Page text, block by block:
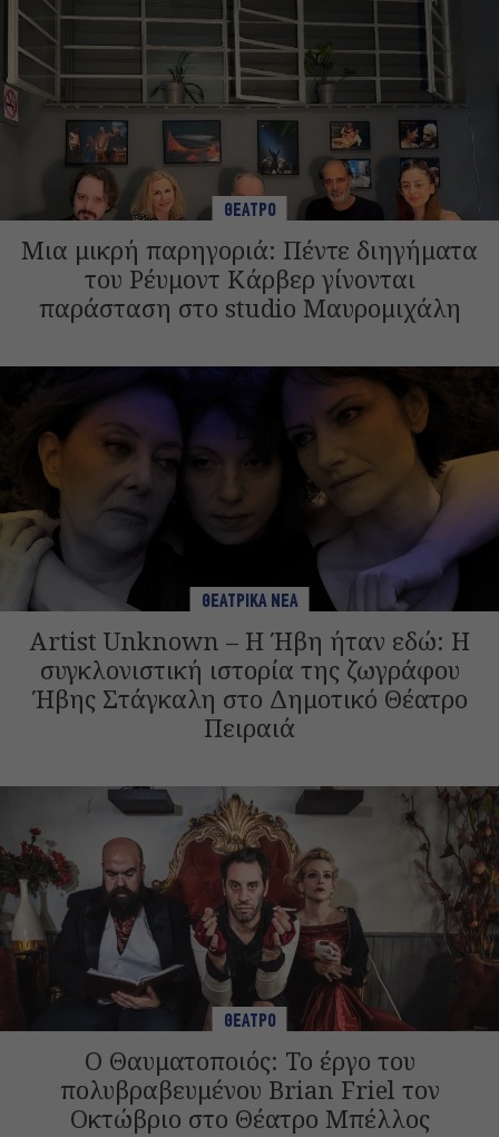
ΘΕΑΤΡΟ
Μια μικρή παρηγοριά: Πέντε διηγήματα
του Ρέυμοντ Κάρβερ γίνονται
παράσταση στο studio Μαυρομιχάλη
ΘΕΑΤΡΙΚΑ ΝΕΑ
Artist Unknown – Η Ήβη ήταν εδώ: Η
συγκλονιστική ιστορία της ζωγράφου
Ήβης Στάγκαλη στο Δημοτικό Θέατρο
Πειραιά
ΘΕΑΤΡΟ
Ο Θαυματοποιός: Το έργο του
πολυβραβευμένου Brian Friel τον
Οκτώβριο στο Θέατρο Μπέλλος